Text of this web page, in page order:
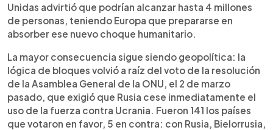
Unidas advirtió que podrían alcanzar hasta 4 millones
de personas, teniendo Europa que prepararse en
absorber ese nuevo choque humanitario.
La mayor consecuencia sigue siendo geopolítica: la
lógica de bloques volvió a raíz del voto de la resolución
de la Asamblea General de la ONU, el 2 de marzo
pasado, que exigió que Rusia cese inmediatamente el
uso de la fuerza contra Ucrania. Fueron 141 los países
que votaron en favor, 5 en contra: con Rusia, Bielorrusia,